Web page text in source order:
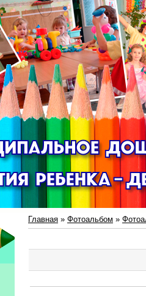
Главная » Фотоальбом »